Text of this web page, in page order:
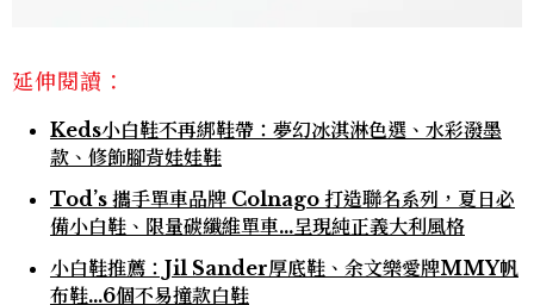
延伸閱讀：
Keds小白鞋不再綁鞋帶：夢幻冰淇淋色選、水彩潑墨
款、修飾腳背娃娃鞋
Tod’s 攜手單車品牌 Colnago 打造聯名系列，夏日必
備小白鞋、限量碳纖維單車…呈現純正義大利風格
小白鞋推薦：Jil Sander厚底鞋、余文樂愛牌MMY帆
布鞋…6個不易撞款白鞋